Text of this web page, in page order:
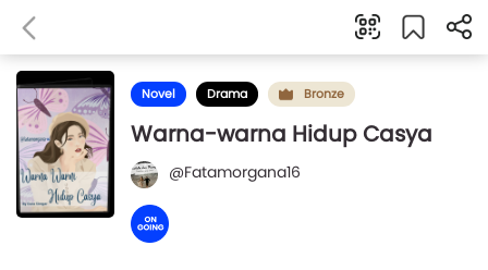
Novel Drama Bronze
Warna-warna Hidup Casya
@Fatamorgana16